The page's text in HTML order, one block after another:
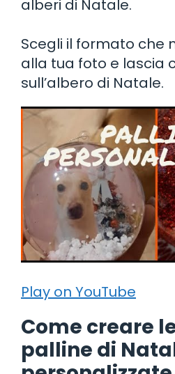
alberi di Natale.
Scegli il formato che
alla tua foto e lascia
sull’albero di Natale.
Play on YouTube
Come creare
palline di